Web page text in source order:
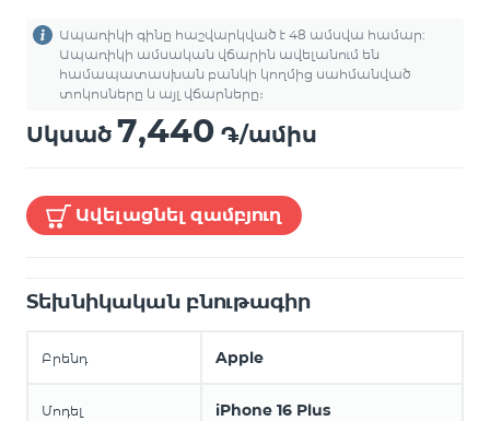
Ապառիկի գինը հաշվարկված է 48 ամսվա համար:
Ապառիկի ամսական վճարին ավելանում են
համապատասխան բանկի կողմից սահմանված
տոկոսները և այլ վճարները։
Սկսած 7,440 ֏/ամիս
Ավելացնել զամբյուղ
Տեխնիկական բնութագիր
Բրենդ Apple
Մոդել iPhone 16 Plus